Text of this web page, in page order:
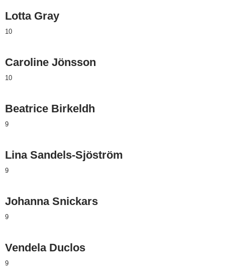
Lotta Gray
10
Caroline Jönsson
10
Beatrice Birkeldh
9
Lina Sandels-Sjöström
9
Johanna Snickars
9
Vendela Duclos
9